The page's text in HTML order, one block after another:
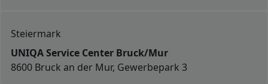
Steiermark
UNIQA Service Center Bruck/Mur
8600 Bruck an der Mur, Gewerbepark 3